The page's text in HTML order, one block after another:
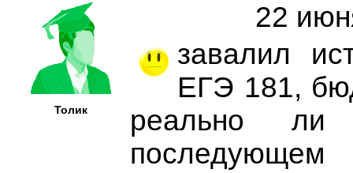
Толик
22
завалил
ЕГЭ 181,
реально ли